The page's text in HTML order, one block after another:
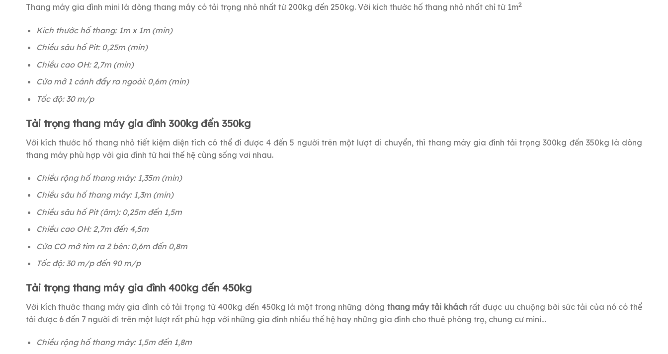
Thang máy gia đình mini là dòng thang máy có tải trọng nhỏ nhất từ 200kg đến 250kg. Với kích thước hố thang nhỏ nhất chỉ từ 1m2
Kích thước hố thang: 1m x 1m (min)
Chiều sâu hố Pit: 0,25m (min)
Chiều cao OH: 2,7m (min)
Cửa mở 1 cánh đẩy ra ngoài: 0,6m (min)
Tốc độ: 30 m/p
Tải trọng thang máy gia đình 300kg đến 350kg
Với kích thước hố thang nhỏ tiết kiệm diện tích có thể đi được 4 đến 5 người trên một lượt di chuyển, thì thang máy gia đình tải trọng 300kg đến 350kg là dòng
thang máy phù hợp với gia đình từ hai thế hệ cùng sống vơi nhau.
Chiều rộng hố thang máy: 1,35m (min)
Chiều sâu hố thang máy: 1,3m (min)
Chiều sâu hố Pit (âm): 0,25m đến 1,5m
Chiều cao OH: 2,7m đến 4,5m
Cửa CO mở tim ra 2 bên: 0,6m đến 0,8m
Tốc độ: 30 m/p đến 90 m/p
Tải trọng thang máy gia đình 400kg đến 450kg
Với kích thước thang máy gia đình có tải trọng từ 400kg đến 450kg là một trong những dòng thang máy tải kháchrất được ưu chuộng bời sức tải của nó có thể
tải được 6 đến 7 người đi trên một lượt rất phù hợp với những gia đình nhiều thế hệ hay những gia đình cho thuê phòng trọ, chung cư mini…
Chiều rộng hố thang máy: 1,5m đến 1,8m